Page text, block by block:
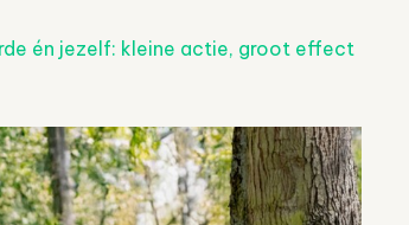
én jezelf: kleine actie, groot effect